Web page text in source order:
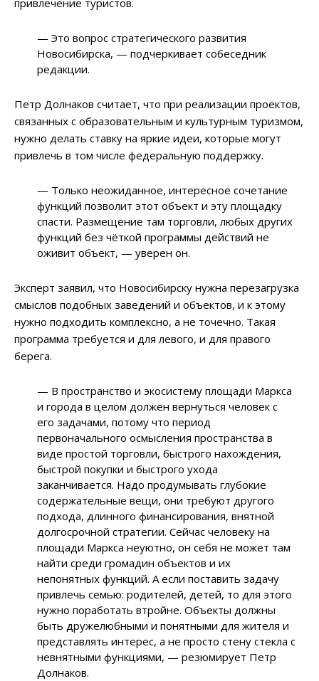
привлечение туристов.
— Это вопрос стратегического развития
Новосибирска, — подчеркивает собеседник
редакции.
Петр Долнаков считает, что при реализации проектов,
связанных с образовательным и культурным туризмом,
нужно делать ставку на яркие идеи, которые могут
привлечь в том числе федеральную поддержку.
— Только неожиданное, интересное сочетание
функций позволит этот объект и эту площадку
спасти. Размещение там торговли, любых других
функций без чёткой программы действий не
оживит объект, — уверен он.
Эксперт заявил, что Новосибирску нужна перезагрузка
смыслов подобных заведений и объектов, и к этому
нужно подходить комплексно, а не точечно. Такая
программа требуется и для левого, и для правого
берега.
— В пространство и экосистему площади Маркса
и города в целом должен вернуться человек с
его задачами, потому что период
первоначального осмысления пространства в
виде простой торговли, быстрого нахождения,
быстрой покупки и быстрого ухода
заканчивается. Надо продумывать глубокие
содержательные вещи, они требуют другого
подхода, длинного финансирования, внятной
долгосрочной стратегии. Сейчас человеку на
площади Маркса неуютно, он себя не может там
найти среди громадин объектов и их
непонятных функций. А если поставить задачу
привлечь семью: родителей, детей, то для этого
нужно поработать втройне. Объекты должны
быть дружелюбными и понятными для жителя и
представлять интерес, а не просто стену стекла с
невнятными функциями, — резюмирует Петр
Долнаков.